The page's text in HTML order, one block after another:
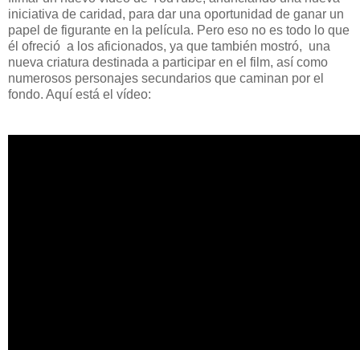
iniciativa de caridad, para dar una oportunidad de ganar un
papel de figurante en la película. Pero eso no es todo lo que
él ofreció a los aficionados, ya que también mostró, una
nueva criatura destinada a participar en el film, así como
numerosos personajes secundarios que caminan por el
fondo. Aquí está el vídeo: